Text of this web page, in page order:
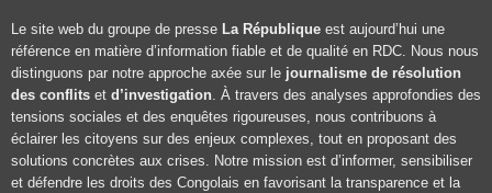
Le site web du groupe de presse La République est aujourd’hui une
référence en matière d’information fiable et de qualité en RDC. Nous nous
distinguons par notre approche axée sur le journalisme de résolution
des conflits et d’investigation. À travers des analyses approfondies des
tensions sociales et des enquêtes rigoureuses, nous contribuons à
éclairer les citoyens sur des enjeux complexes, tout en proposant des
solutions concrètes aux crises. Notre mission est d’informer, sensibiliser
et défendre les droits des Congolais en favorisant la transparence et la